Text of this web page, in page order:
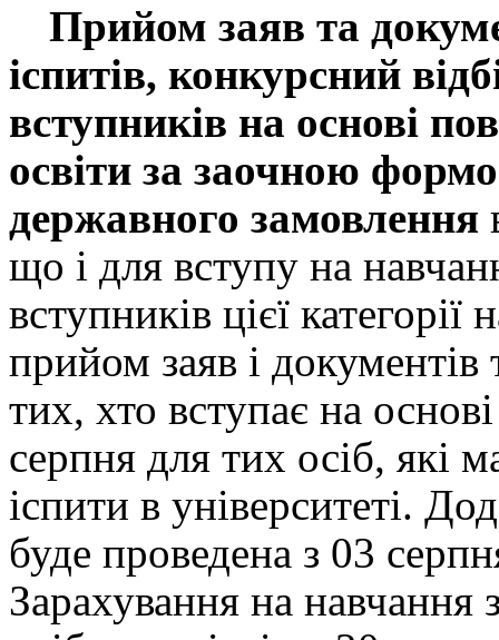
Прийом заяв та
іспитів, конкурсний
вступників на основі
освіти за заочною
державного замовлення
що і для вступу на
вступників цієї
прийом заяв і
тих, хто вступає на
серпня для тих осіб, які
іспити в університеті.
буде проведена з 03
Зарахування на